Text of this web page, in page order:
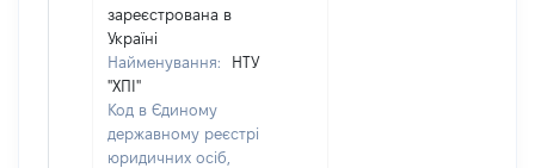
зареєстрована в
Україні
Найменування:
НТУ
"ХПІ"
Код в Єдиному
державному реєстрі
юридичних осіб,